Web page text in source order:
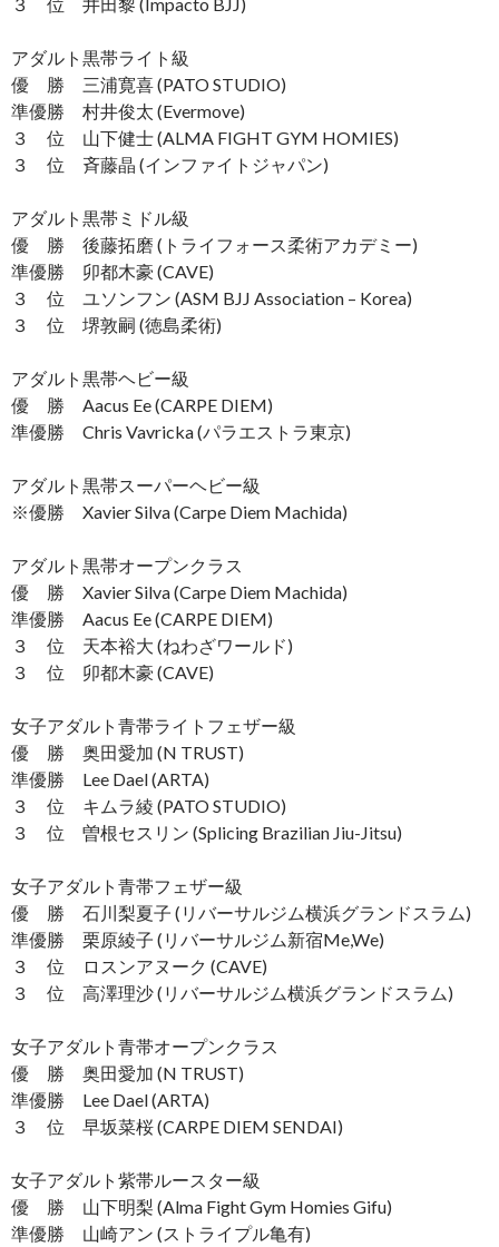
アダルト黒帯ライト級
優 勝 三浦寛喜 (PATO STUDIO)
準優勝 村井俊太 (Evermove)
３ 位 山下健士 (ALMA FIGHT GYM HOMIES)
３ 位 斉藤晶 (インファイトジャパン)
アダルト黒帯ミドル級
優 勝 後藤拓磨 (トライフォース柔術アカデミー)
準優勝 卯都木豪 (CAVE)
３ 位 ユソンフン (ASM BJJ Association – Korea)
３ 位 堺敦嗣 (徳島柔術)
アダルト黒帯ヘビー級
優 勝 Aacus Ee (CARPE DIEM)
準優勝 Chris Vavricka (パラエストラ東京)
アダルト黒帯スーパーヘビー級
※優勝 Xavier Silva (Carpe Diem Machida)
アダルト黒帯オープンクラス
優 勝 Xavier Silva (Carpe Diem Machida)
準優勝 Aacus Ee (CARPE DIEM)
３ 位 天本裕大 (ねわざワールド)
３ 位 卯都木豪 (CAVE)
女子アダルト青帯ライトフェザー級
優 勝 奥田愛加 (N TRUST)
準優勝 Lee Dael (ARTA)
３ 位 キムラ綾 (PATO STUDIO)
３ 位 曽根セスリン (Splicing Brazilian Jiu-Jitsu)
女子アダルト青帯フェザー級
優 勝 石川梨夏子 (リバーサルジム横浜グランドスラム)
準優勝 栗原綾子 (リバーサルジム新宿Me,We)
３ 位 ロスンアヌーク (CAVE)
３ 位 高澤理沙 (リバーサルジム横浜グランドスラム)
女子アダルト青帯オープンクラス
優 勝 奥田愛加 (N TRUST)
準優勝 Lee Dael (ARTA)
３ 位 早坂菜桜 (CARPE DIEM SENDAI)
女子アダルト紫帯ルースター級
優 勝 山下明梨 (Alma Fight Gym Homies Gifu)
準優勝 山崎アン (ストライプル亀有)